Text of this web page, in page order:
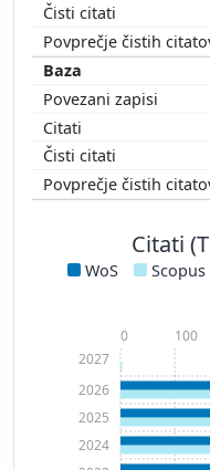
Citati
WoS Scopus
2024
2025
2026
2027
0 100